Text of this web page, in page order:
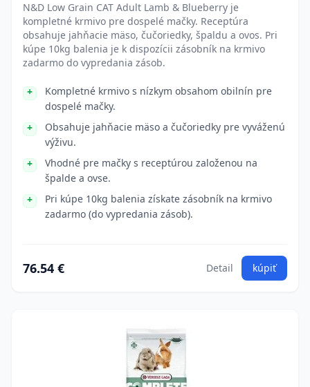
N&D Low Grain CAT Adult Lamb & Blueberry je
kompletné krmivo pre dospelé mačky. Receptúra
obsahuje jahňacie mäso, čučoriedky, špaldu a ovos. Pri
kúpe 10kg balenia je k dispozícii zásobník na krmivo
zadarmo do vypredania zásob.
Kompletné krmivo s nízkym obsahom obilnín pre
dospelé mačky.
Obsahuje jahňacie mäso a čučoriedky pre vyváženú
výživu.
Vhodné pre mačky s receptúrou založenou na
špalde a ovse.
Pri kúpe 10kg balenia získate zásobník na krmivo
zadarmo (do vypredania zásob).
76.54 € Detail kúpiť